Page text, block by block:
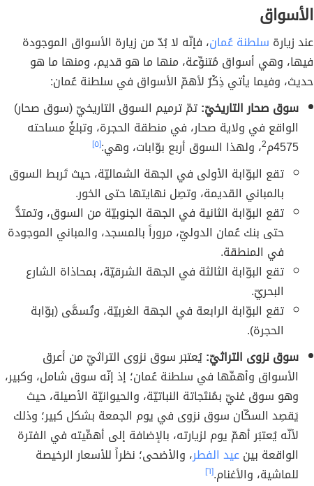
الأسواق
عند زيارة سلطنة عُمان، فإنّه لا بُدّ من زيارة الأسواق الموجودة
فيها، وهي أسواق مُتنوِّعة، منها ما هو قديم، ومنها ما هو
حديث، وفيما يأتي ذِكْرٌ لأهمّ الأسواق في سلطنة عُمان:
سوق صحار التاريخيّ:تمّ ترميم السوق التاريخيّ (سوق صحار)
الواقع في ولاية صحار، في منطقة الحجرة، وتبلغُ مساحته
4575م 2، ولهذا السوق أربع بوّابات، وهي:[٥]
تقع البوّابة الأولى في الجهة الشماليّة، حيث تَربط السوق
بالمباني القديمة، وتصِل نهايتها حتى الخور.
تقع البوّابة الثانية في الجهة الجنوبيّة من السوق، وتمتدُّ
حتى بنك عُمان الدوليّ، مروراً بالمسجد، والمباني الموجودة
في المنطقة.
تقع البوّابة الثالثة في الجهة الشرقيّة، بمحاذاة الشارع
البحريّ.
تقع البوّابة الرابعة في الجهة الغربيّة، وتُسمَّى (بوّابة
الحجرة).
سوق نزوى التراثيّ:يُعتبَر سوق نزوى التراثيّ من أعرق
الأسواق وأهمِّها في سلطنة عُمان؛ إذ إنّه سوق شامل، وكبير،
وهو سوق غنيّ بمُنتَجاتة النباتيّة، والحيوانيّة الأصيلة، حيث
يَقصِد السكّان سوق نزوى في يوم الجمعة بشكل كبير؛ وذلك
لأنّه يُعتبَر أهمّ يوم لزيارته، بالإضافة إلى أهمِّيته في الفترة
الواقعة بينعيد الفطر، والأضحى؛ نظراً للأسعار الرخيصة
للماشية، والأغنام.[٦]